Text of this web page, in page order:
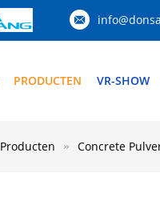
PRODUCTEN VR-SHOW
Producten Concrete